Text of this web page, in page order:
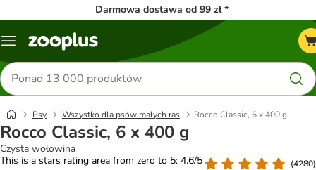
Darmowa dostawa od 99 zł *
Menu
Szukaj
produktów
Psy Wszystko dla psów małych ras Rocco Classic, 6 x 400 g
Rocco Classic, 6 x 400 g
Czysta wołowina
This is a stars rating area from zero to 5: 4.6/5
(4280)